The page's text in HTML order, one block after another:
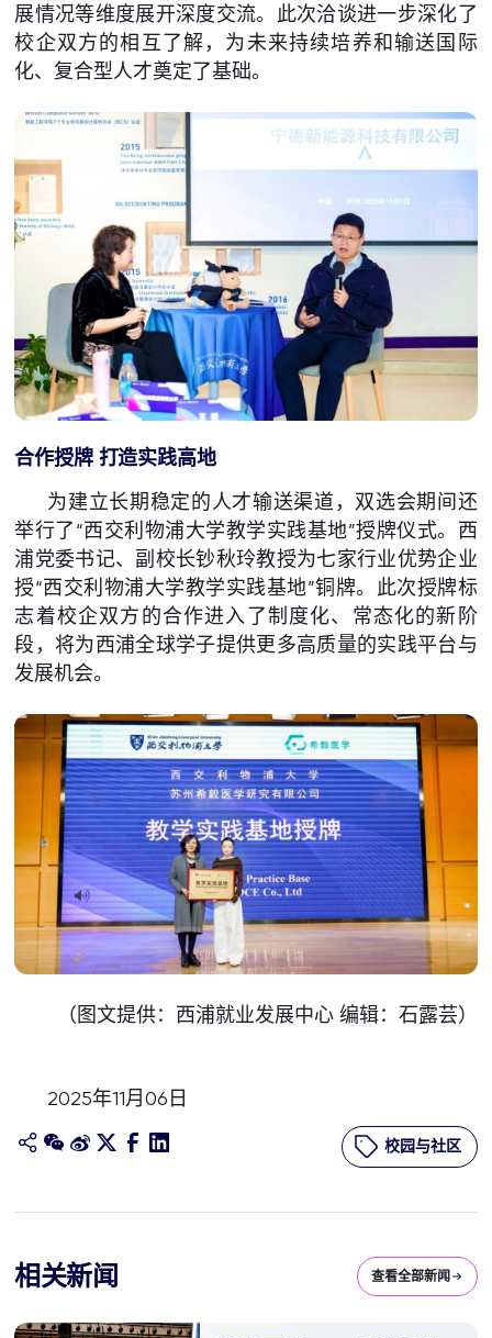
展情况等维度展开深度交流。此次洽谈进一步深化了
校企双方的相互了解，为未来持续培养和输送国际
化、复合型人才奠定了基础。
合作授牌 打造实践高地
为建立长期稳定的人才输送渠道，双选会期间还
举行了“西交利物浦大学教学实践基地”授牌仪式。西
浦党委书记、副校长钞秋玲教授为七家行业优势企业
授“西交利物浦大学教学实践基地”铜牌。此次授牌标
志着校企双方的合作进入了制度化、常态化的新阶
段，将为西浦全球学子提供更多高质量的实践平台与
发展机会。
（图文提供：西浦就业发展中心 编辑：石露芸）
2025年11月06日
校园与社区
相关新闻 查看全部新闻